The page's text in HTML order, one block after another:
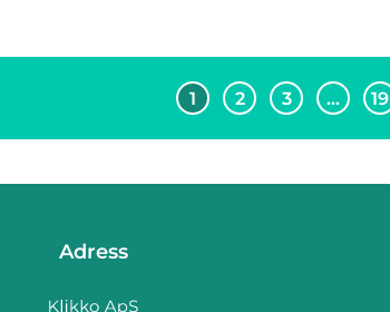
1 2 3 … 19
Adress